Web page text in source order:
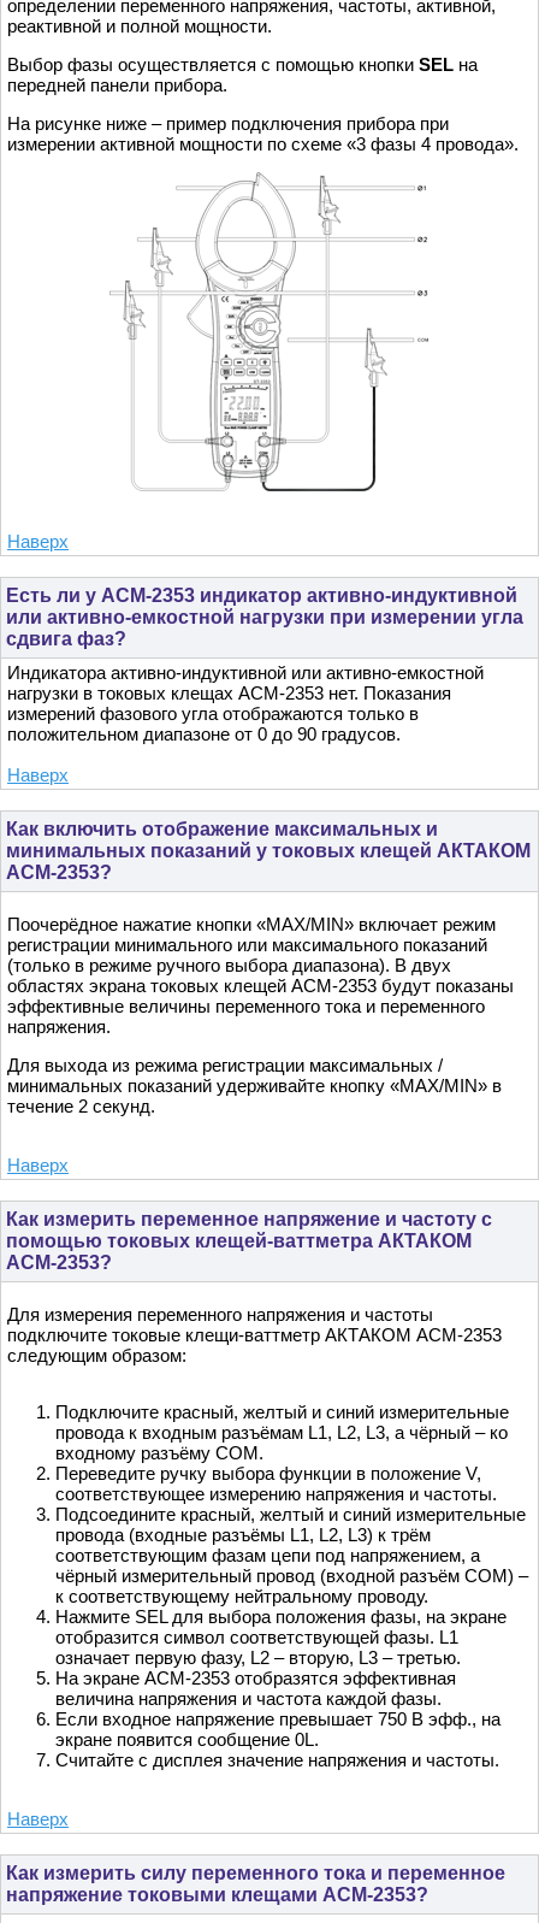
определении переменного напряжения, частоты, активной,
реактивной и полной мощности.
Выбор фазы осуществляется с помощью кнопки SEL на
передней панели прибора.
На рисунке ниже – пример подключения прибора при
измерении активной мощности по схеме «3 фазы 4 провода».
Наверх
Есть ли у АСМ-2353 индикатор активно-индуктивной
или активно-емкостной нагрузки при измерении угла
сдвига фаз?
Индикатора активно-индуктивной или активно-емкостной
нагрузки в токовых клещах АСМ-2353 нет. Показания
измерений фазового угла отображаются только в
положительном диапазоне от 0 до 90 градусов.
Наверх
Как включить отображение максимальных и
минимальных показаний у токовых клещей АКТАКОМ
АСМ-2353?
Поочерёдное нажатие кнопки «MAX/MIN» включает режим
регистрации минимального или максимального показаний
(только в режиме ручного выбора диапазона). В двух
областях экрана токовых клещей АСМ-2353 будут показаны
эффективные величины переменного тока и переменного
напряжения.
Для выхода из режима регистрации максимальных /
минимальных показаний удерживайте кнопку «MAX/MIN» в
течение 2 секунд.
Наверх
Как измерить переменное напряжение и частоту с
помощью токовых клещей-ваттметра АКТАКОМ
АСМ-2353?
Для измерения переменного напряжения и частоты
подключите токовые клещи-ваттметр АКТАКОМ АСМ-2353
следующим образом:
Подключите красный, желтый и синий измерительные
провода к входным разъёмам L1, L2, L3, а чёрный – ко
входному разъёму COM.
Переведите ручку выбора функции в положение V,
соответствующее измерению напряжения и частоты.
Подсоедините красный, желтый и синий измерительные
провода (входные разъёмы L1, L2, L3) к трём
соответствующим фазам цепи под напряжением, а
чёрный измерительный провод (входной разъём COM) –
к соответствующему нейтральному проводу.
Нажмите SEL для выбора положения фазы, на экране
отобразится символ соответствующей фазы. L1
означает первую фазу, L2 – вторую, L3 – третью.
На экране АСМ-2353 отобразятся эффективная
величина напряжения и частота каждой фазы.
Если входное напряжение превышает 750 В эфф., на
экране появится сообщение 0L.
Считайте с дисплея значение напряжения и частоты.
Наверх
Как измерить силу переменного тока и переменное
напряжение токовыми клещами АСМ-2353?